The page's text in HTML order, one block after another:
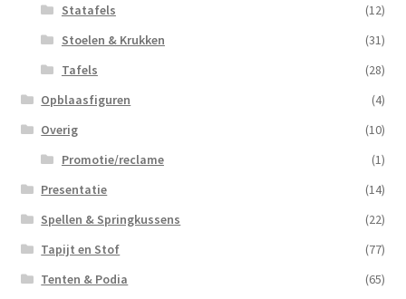
Statafels
(12)
Stoelen & Krukken
(31)
Tafels
(28)
Opblaasfiguren
(4)
Overig
(10)
Promotie/reclame
(1)
Presentatie
(14)
Spellen & Springkussens
(22)
Tapijt en Stof
(77)
Tenten & Podia
(65)